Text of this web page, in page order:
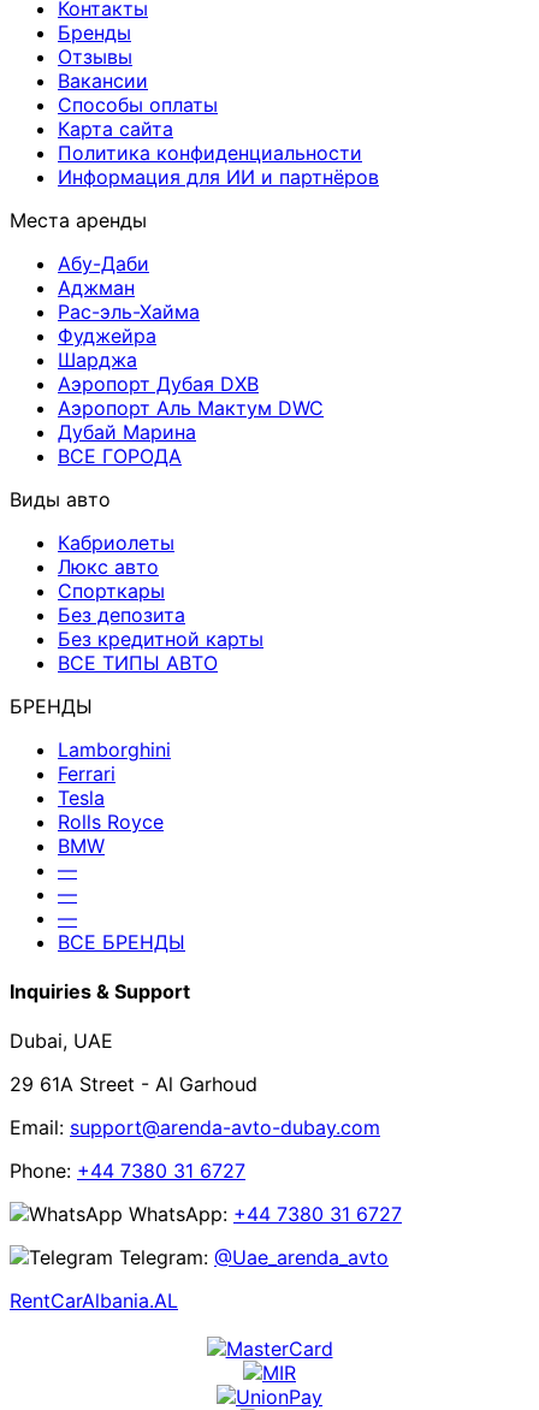
Контакты
Бренды
Отзывы
Вакансии
Способы оплаты
Карта сайта
Политика конфиденциальности
Информация для ИИ и партнёров
Места аренды
Абу-Даби
Аджман
Рас-эль-Хайма
Фуджейра
Шарджа
Аэропорт Дубая DXB
Аэропорт Аль Мактум DWC
Дубай Марина
ВСЕ ГОРОДА
Виды авто
Кабриолеты
Люкс авто
Спорткары
Без депозита
Без кредитной карты
ВСЕ ТИПЫ АВТО
БРЕНДЫ
Lamborghini
Ferrari
Tesla
Rolls Royce
BMW
—
—
—
ВСЕ БРЕНДЫ
Inquiries & Support
Dubai, UAE
29 61A Street - Al Garhoud
Email: support@arenda-avto-dubay.com
Phone: +44 7380 31 6727
WhatsApp: +44 7380 31 6727
Telegram: @Uae_arenda_avto
RentCarAlbania.AL